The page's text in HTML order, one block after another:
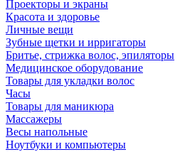
Проекторы и экраны
Красота и здоровье
Личные вещи
Зубные щетки и ирригаторы
Бритье, стрижка волос, эпиляторы
Медицинское оборудование
Товары для укладки волос
Часы
Товары для маникюра
Массажеры
Весы напольные
Ноутбуки и компьютеры